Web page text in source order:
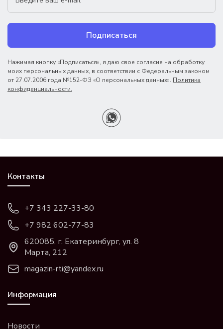
Подписаться
Нажимая кнопку «Подписаться», я даю свое согласие на обработку
моих персональных данных, в соответствии с Федеральным законом
от 27.07.2006 года №152-ФЗ «О персональных данных». Политика
конфиденциальности.
Контакты
+7 343 227-33-80
+7 982 602-77-83
620085, г. Екатеринбург, ул. 8
Марта, 212
magazin-rti@yandex.ru
Информация
Новости